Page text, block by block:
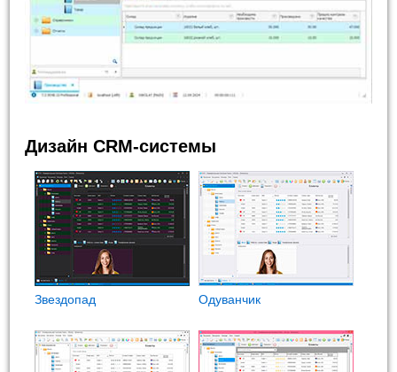
Дизайн CRM-системы
Звездопад Одуванчик